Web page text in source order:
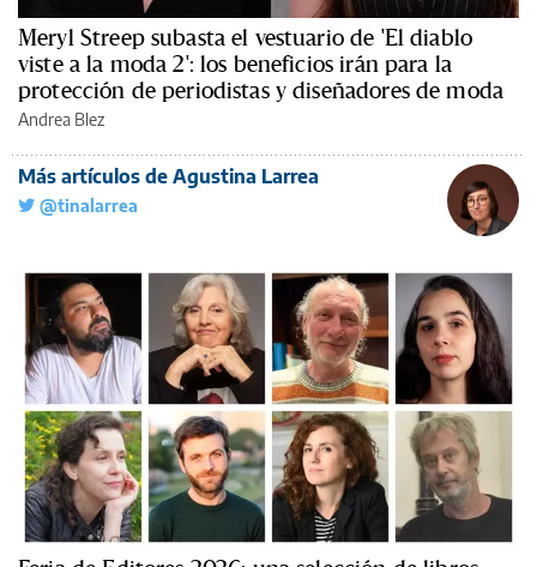
Meryl Streep subasta el vestuario de 'El diablo
viste a la moda 2': los beneficios irán para la
protección de periodistas y diseñadores de moda
Andrea Blez
Más artículos de Agustina Larrea
@tinalarrea